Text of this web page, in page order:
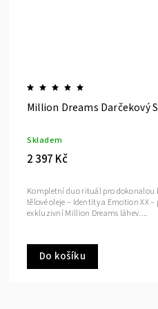
Million Dreams Darčekový
Skladem
2 397 Kč
Do košíku
Kompletní duo rituál pro dokonalou
tělové oleje – Identity a Emotion XX
exkluzivní Million Dreams láhev....